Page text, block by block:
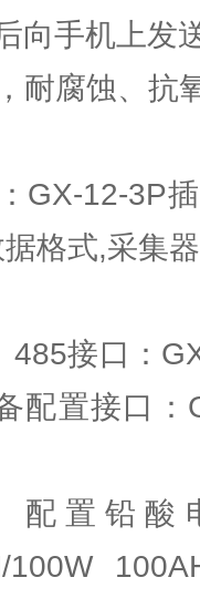
向手机上发
耐腐蚀、抗
GX-12-3P
格式,采集
485接口：
配置接口：
配置铅酸
100W